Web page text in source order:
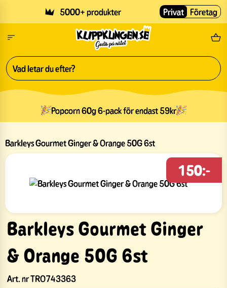
5000+ produkter Fri
Privat Företag
Popcorn 60g 6-pack för endast 59kr
Barkleys Gourmet Ginger & Orange 50G 6st
Barkleys Gourmet Ginger
& Orange 50G 6st
Art. nrTRO743363
150:-